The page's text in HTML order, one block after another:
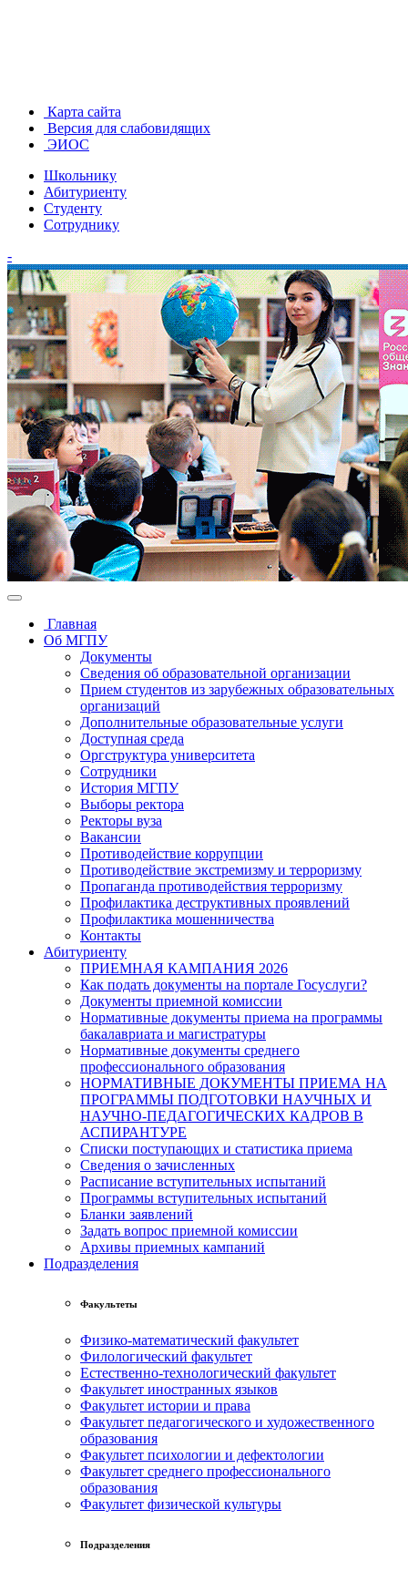
Карта сайта
Версия для слабовидящих
ЭИОС
Школьнику
Абитуриенту
Студенту
Сотруднику
-
Главная
Об МГПУ
Документы
Сведения об образовательной организации
Прием студентов из зарубежных образовательных
организаций
Дополнительные образовательные услуги
Доступная среда
Оргструктура университета
Сотрудники
История МГПУ
Выборы ректора
Ректоры вуза
Вакансии
Противодействие коррупции
Противодействие экстремизму и терроризму
Пропаганда противодействия терроризму
Профилактика деструктивных проявлений
Профилактика мошенничества
Контакты
Абитуриенту
ПРИЕМНАЯ КАМПАНИЯ 2026
Как подать документы на портале Госуслуги?
Документы приемной комиссии
Нормативные документы приема на программы
бакалавриата и магистратуры
Нормативные документы среднего
профессионального образования
НОРМАТИВНЫЕ ДОКУМЕНТЫ ПРИЕМА НА
ПРОГРАММЫ ПОДГОТОВКИ НАУЧНЫХ И
НАУЧНО-ПЕДАГОГИЧЕСКИХ КАДРОВ В
АСПИРАНТУРЕ
Списки поступающих и статистика приема
Сведения о зачисленных
Расписание вступительных испытаний
Программы вступительных испытаний
Бланки заявлений
Задать вопрос приемной комиссии
Архивы приемных кампаний
Подразделения
Факультеты
Физико-математический факультет
Филологический факультет
Естественно-технологический факультет
Факультет иностранных языков
Факультет истории и права
Факультет педагогического и художественного
образования
Факультет психологии и дефектологии
Факультет среднего профессионального
образования
Факультет физической культуры
Подразделения